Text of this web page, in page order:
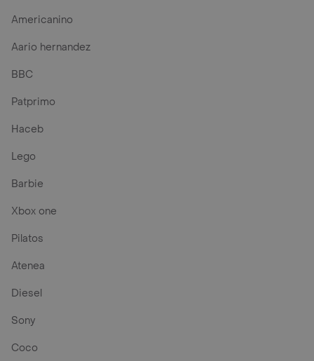
Americanino
Aario hernandez
BBC
Patprimo
Haceb
Lego
Barbie
Xbox one
Pilatos
Atenea
Diesel
Sony
Coco